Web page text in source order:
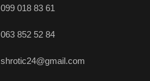
099 018 83 61
063 852 52 84
shrotic24@gmail.com